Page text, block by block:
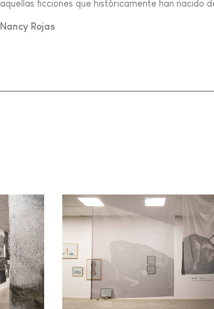
aquellas ficciones que históricamente han nacido
Nancy Rojas